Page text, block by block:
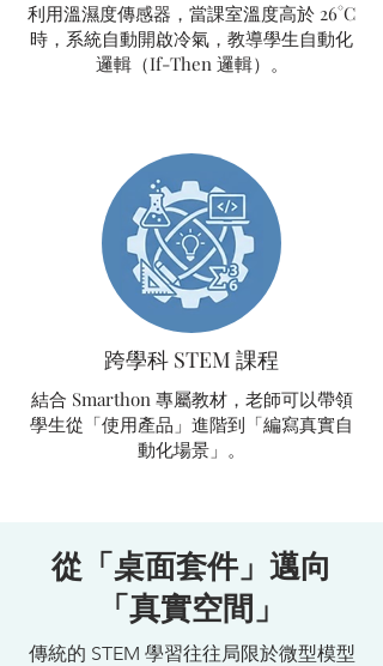
利用溫濕度傳感器，當課室溫度高於 26°C
時，系統自動開啟冷氣，教導學生自動化
邏輯（If-Then 邏輯）。
跨學科 STEM 課程
結合 Smarthon 專屬教材，老師可以帶領
學生從「使用產品」進階到「編寫真實自
動化場景」。
從「桌面套件」邁向
「真實空間」
傳統的 STEM 學習往往局限於微型模型